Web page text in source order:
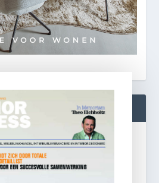
Gratis